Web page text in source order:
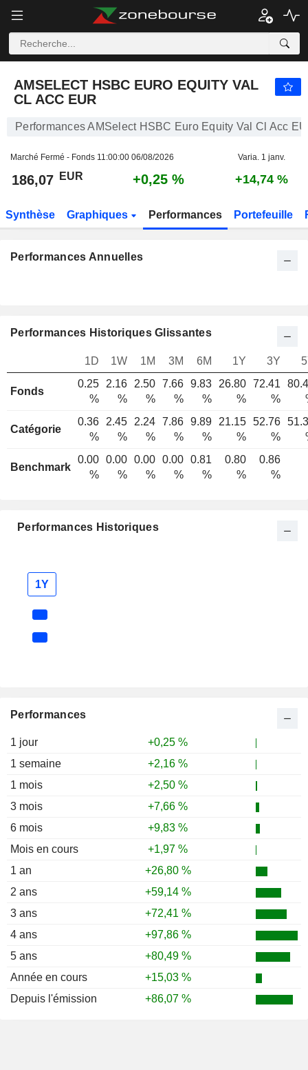
AMSELECT HSBC EURO EQUITY VAL
CL ACC EUR
Performances AMSelect HSBC Euro Equity Val Cl Acc
Marché Fermé - Fonds 11:00:00 06/08/2026 Varia. 1 janv.
186,07 EUR +0,25 % +14,74 %
Synthèse Graphiques Performances Portefeuille
Performances Annuelles
Performances Historiques Glissantes
1D 1W 1M 3M 6M 1Y 3Y
Fonds
0.25
%
2.16
%
2.50
%
7.66
%
9.83
%
26.80
%
72.41
%
Catégorie
0.36
%
2.45
%
2.24
%
7.86
%
9.89
%
21.15
%
52.76
%
Benchmark
0.00
%
0.00
%
0.00
%
0.00
%
0.81
%
0.80
%
0.86
%
Performances Historiques
1Y
Performances
1 jour
+0,25 %
1 semaine
+2,16 %
1 mois
+2,50 %
3 mois
+7,66 %
6 mois
+9,83 %
Mois en cours
+1,97 %
1 an
+26,80 %
2 ans
+59,14 %
3 ans
+72,41 %
4 ans
+97,86 %
5 ans
+80,49 %
Année en cours
+15,03 %
Depuis l'émission
+86,07 %